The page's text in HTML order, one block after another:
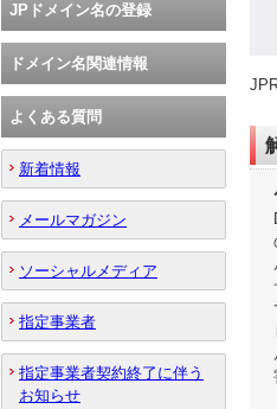
JPドメイン名の登録
ドメイン名関連情報
よくある質問
新着情報
メールマガジン
ソーシャルメディア
指定事業者
指定事業者契約終了に伴う
お知らせ